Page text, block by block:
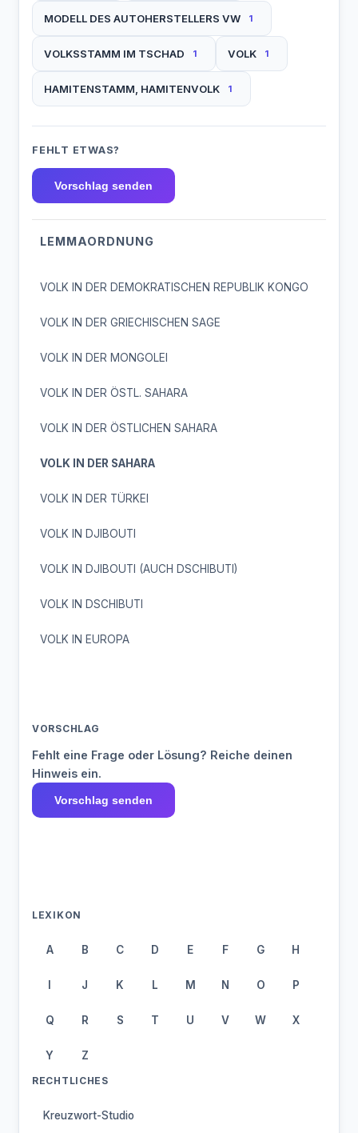
MODELL DES AUTOHERSTELLERS VW 1
VOLKSSTAMM IM TSCHAD 1 VOLK 1
HAMITENSTAMM, HAMITENVOLK 1
FEHLT ETWAS?
Vorschlag senden
LEMMAORDNUNG
VOLK IN DER DEMOKRATISCHEN REPUBLIK KONGO
VOLK IN DER GRIECHISCHEN SAGE
VOLK IN DER MONGOLEI
VOLK IN DER ÖSTL. SAHARA
VOLK IN DER ÖSTLICHEN SAHARA
VOLK IN DER SAHARA
VOLK IN DER TÜRKEI
VOLK IN DJIBOUTI
VOLK IN DJIBOUTI (AUCH DSCHIBUTI)
VOLK IN DSCHIBUTI
VOLK IN EUROPA
VORSCHLAG
Fehlt eine Frage oder Lösung? Reiche deinen
Hinweis ein.
Vorschlag senden
LEXIKON
A B C D E F G H
I J K L M N O P
Q R S T U V W X
Y Z
RECHTLICHES
Kreuzwort-Studio